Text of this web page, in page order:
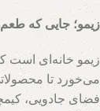
زیمو؛ جایی که
زیمو خانه‌ای است
می‌خورد تا
فضای جادویی،